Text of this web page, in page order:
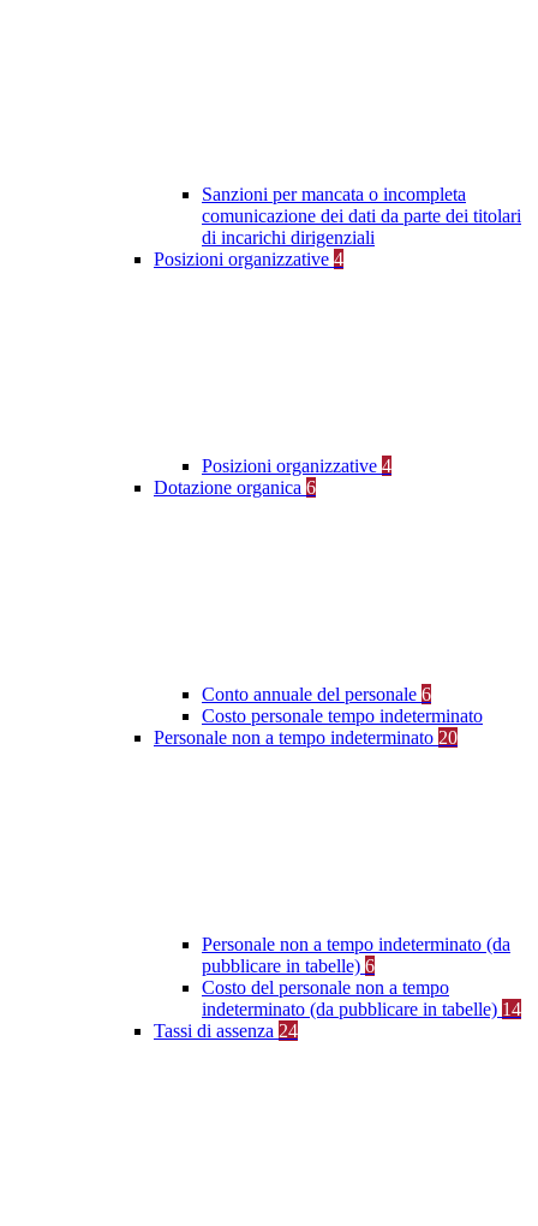
Sanzioni per mancata o incompleta
comunicazione dei dati da parte dei titolari
di incarichi dirigenziali
Posizioni organizzative 4
Posizioni organizzative 4
Dotazione organica 6
Conto annuale del personale 6
Costo personale tempo indeterminato
Personale non a tempo indeterminato 20
Personale non a tempo indeterminato (da
pubblicare in tabelle) 6
Costo del personale non a tempo
indeterminato (da pubblicare in tabelle) 14
Tassi di assenza 24